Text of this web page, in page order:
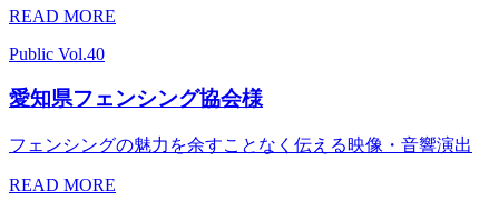
READ MORE
Public Vol.40
愛知県フェンシング協会様
フェンシングの魅力を余すことなく伝える映像・音響演出
READ MORE